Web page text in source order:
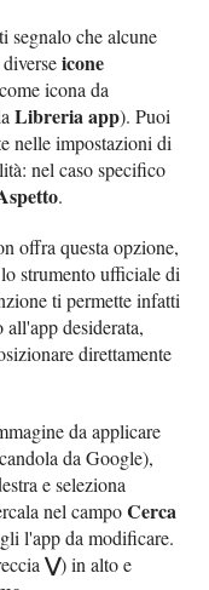
segnalo che alcune
diverseicone
icona da
Libreria app). Puoi
nelle impostazioni di
nel caso specifico
.
offra questa opzione,
strumento ufficiale di
ti permette infatti
desiderata,
direttamente
da applicare
da Google),
e seleziona
nel campoCerca
l'app da modificare.
⋁) in alto e